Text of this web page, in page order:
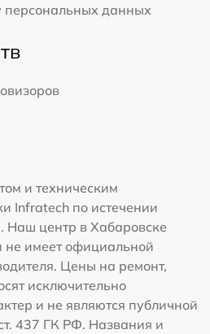
персональных данных
и техническим
Infratech по истечении
Наш центр в Хабаровске
не имеет официальной
Цены на ремонт,
исключительно
и не являются публичной
437 ГК РФ. Названия и